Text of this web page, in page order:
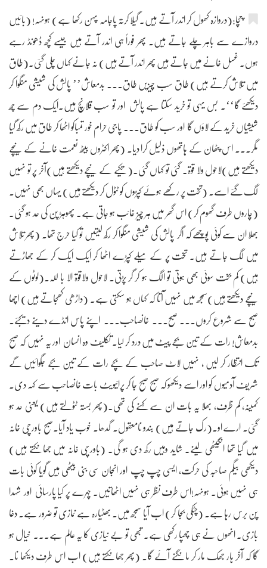
چچا:(دروازہ کھول کر اندر آتے ہیں۔ گیلا کرتہ پاجامہ پہن رکھا ہے) ہونہہ! (بائیں
دروازے سے باہر چلے جاتے ہیں۔ پھر فوراً ہی اندر آتے ہیں جیسے کچھ ڈھونڈ رہے
ہوں۔ غسل خانے میں جاتے ہیں پھر اندر آتے ہیں) نہ جانے کہاں چلی گئی۔(طاق
میں تلاش کرتے ہیں) طاق سب چیزیں طاق۔۔۔ بدمعاش’’ پالش کی شیشی منگوا کر
دیکھئے گا‘‘۔ بس یہی تو خرید سکتا ہے پالش اور تو سب قلانچ ہیں۔ایک دم سے چھ
شیشیاں خرید کے لاؤں گا اور سب کو طاق۔۔۔ پاجی حرام خور تمباکو اٹھا کر طاق میں رکھ گیا
مگر۔۔۔ اس پٹھان کے ہاتھوں ذلیل کرا دیا۔ (پھر اکٹروں بیٹھ نعمت خانے کے نیچے
دیکھتے ہیں)لاحول ولا قوۃ۔ گئی تو کہاں گئی۔(تکیے کے نیچے دیکھتے ہیں)آخر پر تو نہیں
لگ گئے اسے۔ (تخت پر رکھے ہوئے کپڑوں کو ٹٹول کر دیکھتے ہیں) یہاں بھی نہیں۔
(چاروں طرف گھوم کر) اس گھر میں ہر چیز غائب ہو جاتی ہے۔ پھوہڑ پن کی حد ہو گئی۔
بھلا ان سے کوئی پوچھے کہ اگر پالش کی شیشی منگوا کر رکھ لیتیں تو کیا حرج تھا۔ (پھر تلاش
میں لگ جاتے ہیں۔ تخت پر کے میلے کپڑے اٹھا کر ایک ایک کر کے جھاڑتے
ہیں) کم بخت سوئی بھی ہوتی تو الگ ہو کر گر پڑتی۔ لاحول ولاقوۃ الا با للہ۔(لوٹوں کے
نیچے دیکھتے ہیں)سمجھ میں نہیں آتا کہ کہاں ہو سکتی ہے۔ (داڑھی کھجاتے ہیں) اچھا
صبح سے شروع کروں۔۔۔ صبح۔۔۔ خانصاحب۔۔۔ اپنے پاس انڈے دینے دیجئے۔
بدمعاش! رات کے تین بجے پیٹ میں درد کر لیا۔ تکلیف وہ انسان اور یہ نہیں کہ صبح
تک انتظار کر لیں ، نہیں لاٹ صاحب کے بچے رات کے تین بجے جگوائیں گے
شریف آدمیوں کو اور اسے دیکھو کہ صبح صبح جا کر پرائیویٹ بات خانصاحب سے کہہ دی۔
کمینہ، کم ظرف، بھلا یہ بات ان سے کہنے کی تھی۔(پھر بستہ ٹٹولتے ہیں) یعنی حد ہو
گئی۔ ارے او۔(رک جاتے ہیں) بندو نامعقول۔ گدھا۔ خوب یاد آیا۔صبح باورچی خانہ
میں گیا تھا انگیٹھی لینے۔ شاید وہیں رکھ دی ہو گی۔ (باورچی خانہ میں جھانکتے ہیں)
دیکھی بیگم صاحبہ کی حرکت، ایسی چپ چپ اور انجان سی بنی بیٹھی ہیں گویا کوئی بات
ہی نہیں ہوئی۔ ہونہہ!اس طرف نظر ہی نہیں اٹھاتیں۔ چہرے پر کیا پارسائی اور شہدا
پن برس رہا ہے۔ (چٹکی بجا کر) اب آیا سمجھ میں۔ بھٹیارہ ہے نمازی تو ضرور ہے۔ دغا
بازی۔ انھوں نے ہی چھپا رکھی ہے۔ تبھی تو بے نیازی کا یہ عالم ہے۔۔۔ خیال ہو
گا کہ آخر ہار جھک مار کر مانگنے آئے گا۔ (پھر جھانکتے ہیں) اب اس طرف دیکھا نا۔